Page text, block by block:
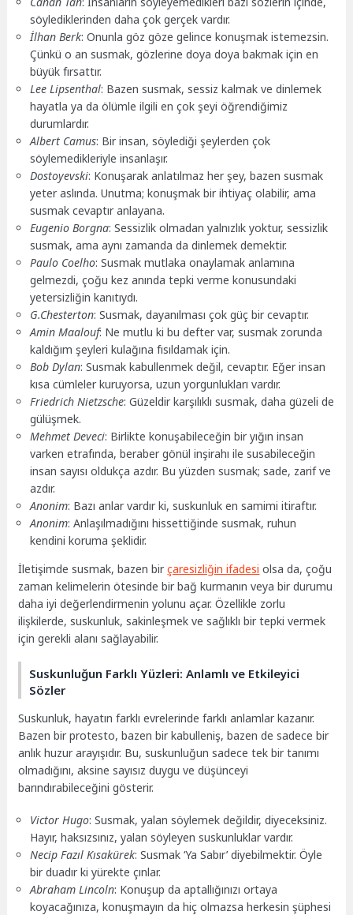
söylediklerinden daha çok gerçek vardır.
İlhan Berk: Onunla göz göze gelince konuşmak istemezsin.
Çünkü o an susmak, gözlerine doya doya bakmak için en
büyük fırsattır.
Lee Lipsenthal: Bazen susmak, sessiz kalmak ve dinlemek
hayatla ya da ölümle ilgili en çok şeyi öğrendiğimiz
durumlardır.
Albert Camus: Bir insan, söylediği şeylerden çok
söylemedikleriyle insanlaşır.
Dostoyevski: Konuşarak anlatılmaz her şey, bazen susmak
yeter aslında. Unutma; konuşmak bir ihtiyaç olabilir, ama
susmak cevaptır anlayana.
Eugenio Borgna: Sessizlik olmadan yalnızlık yoktur, sessizlik
susmak, ama aynı zamanda da dinlemek demektir.
Paulo Coelho: Susmak mutlaka onaylamak anlamına
gelmezdi, çoğu kez anında tepki verme konusundaki
yetersizliğin kanıtıydı.
G.Chesterton: Susmak, dayanılması çok güç bir cevaptır.
Amin Maalouf: Ne mutlu ki bu defter var, susmak zorunda
kaldığım şeyleri kulağına fısıldamak için.
Bob Dylan: Susmak kabullenmek değil, cevaptır. Eğer insan
kısa cümleler kuruyorsa, uzun yorgunlukları vardır.
Friedrich Nietzsche: Güzeldir karşılıklı susmak, daha güzeli de
gülüşmek.
Mehmet Deveci: Birlikte konuşabileceğin bir yığın insan
varken etrafında, beraber gönül inşirahı ile susabileceğin
insan sayısı oldukça azdır. Bu yüzden susmak; sade, zarif ve
azdır.
Anonim: Bazı anlar vardır ki, suskunluk en samimi itiraftır.
Anonim: Anlaşılmadığını hissettiğinde susmak, ruhun
kendini koruma şeklidir.
İletişimde susmak, bazen birçaresizliğin ifadesi olsa da, çoğu
zaman kelimelerin ötesinde bir bağ kurmanın veya bir durumu
daha iyi değerlendirmenin yolunu açar. Özellikle zorlu
ilişkilerde, suskunluk, sakinleşmek ve sağlıklı bir tepki vermek
için gerekli alanı sağlayabilir.
Suskunluğun Farklı Yüzleri: Anlamlı ve Etkileyici
Sözler
Suskunluk, hayatın farklı evrelerinde farklı anlamlar kazanır.
Bazen bir protesto, bazen bir kabulleniş, bazen de sadece bir
anlık huzur arayışıdır. Bu, suskunluğun sadece tek bir tanımı
olmadığını, aksine sayısız duygu ve düşünceyi
barındırabileceğini gösterir.
Victor Hugo: Susmak, yalan söylemek değildir, diyeceksiniz.
Hayır, haksızsınız, yalan söyleyen suskunluklar vardır.
Necip Fazıl Kısakürek: Susmak ‘Ya Sabır’ diyebilmektir. Öyle
bir duadır ki yürekte çınlar.
Abraham Lincoln: Konuşup da aptallığınızı ortaya
koyacağınıza, konuşmayın da hiç olmazsa herkesin şüphesi